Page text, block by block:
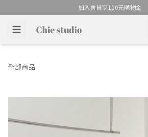
加入會員享100元購物金
全部商品